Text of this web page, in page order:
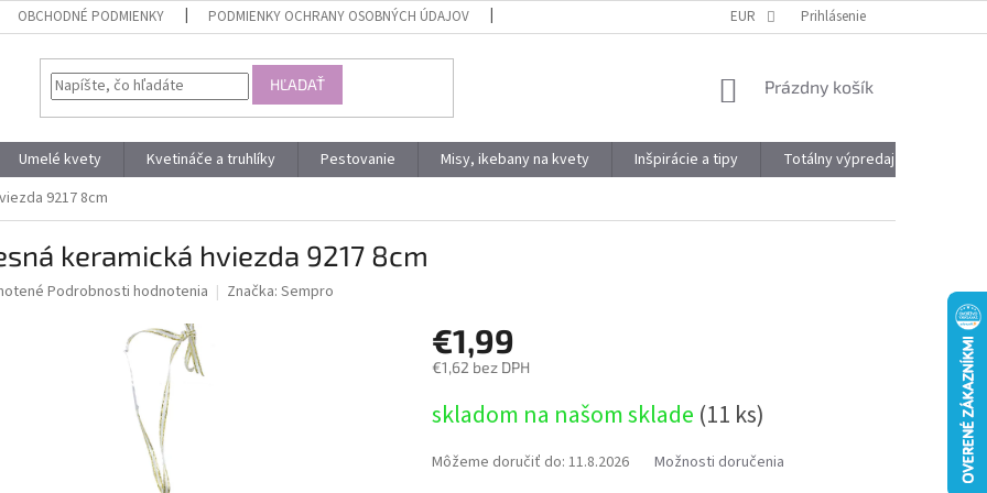
OBCHODNÉ PODMIENKY PODMIENKY OCHRANY OSOBNÝCH ÚDAJOV OBJEMOVÉ ZĽAVY VÝHODY REGISTRÁCIE
EUR Prihlásenie
HĽADAŤ
NÁKUPNÝ
Prázdny košík
Umelé kvety Kvetináče a truhlíky Pestovanie Misy, ikebany na kvety Inšpirácie a tipy Totálny výpredaj
9217 8cm
keramická hviezda 9217 8cm
Podrobnosti hodnotenia Značka: Sempro
€1,99
€1,62 bez DPH
cena:
skladom na našom sklade (11 ks)
Môžeme doručiť do: 11.8.2026 Možnosti doručenia